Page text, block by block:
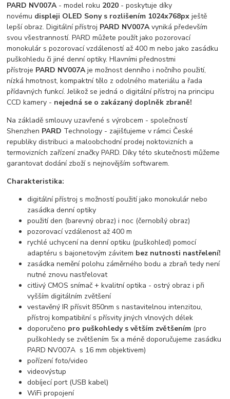
PARD NV007A- model roku 2020 - poskytuje díky
novému displeji OLED Sony s rozlišením 1024x768px ještě
lepší obraz. Digitální přístroj PARD NV007Avyniká především
svou všestranností. PARD můžete použít jako pozorovací
monokulár s pozorovací vzdáleností až 400 m nebo jako zasádku
puškohledu či jiné denní optiky. Hlavními přednostmi
přístroje PARD NV007Aje možnost denního i nočního použití,
nízká hmotnost, kompaktní tělo z odolného materiálu a řada
přídavných funkcí. Jelikož se jedná o digitální přístroj na principu
CCD kamery - nejedná se o zakázaný doplněk zbraně!
Na základě smlouvy uzavřené s výrobcem - společností
Shenzhen PARD Technology - zajišťujeme v rámci České
republiky distribuci a maloobchodní prodej noktovizních a
termovizních zařízení značky PARD. Díky této skutečnosti můžeme
garantovat dodání zboží s nejnovějším softwarem.
Charakteristika:
digitální přístroj s možností použití jako monokulár nebo
zasádka denní optiky
použití den (barevný obraz) i noc (černobílý obraz)
pozorovací vzdálenost až 400 m
rychlé uchycení na denní optiku (puškohled) pomocí
adaptéru s bajonetovým závitem bez nutnosti nastřelení!
zasádka nemění polohu záměrného bodu a zbraň tedy není
nutné znovu nastřelovat
citlivý CMOS snímač + kvalitní optika - ostrý obraz i při
vyšším digitálním zvětšení
vestavěný IR přísvit 850nm s nastavitelnou intenzitou,
přístroj kompatibilní s přísvity jiných vlnových délek
doporučeno pro puškohledy s větším zvětšením (pro
puškohledy se zvětšením 5x a méně doporučujeme zasádku
PARD NV007A s 16 mm objektivem)
pořízení foto/video
videovýstup
dobíjecí port (USB kabel)
WiFi propojení